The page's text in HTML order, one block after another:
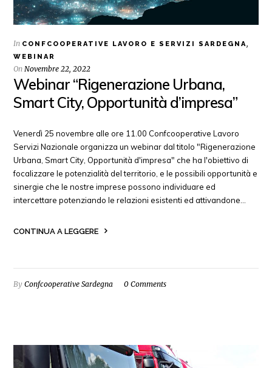
In CONFCOOPERATIVE LAVORO E SERVIZI SARDEGNA,
WEBINAR
OnNovembre 22, 2022
Webinar “Rigenerazione Urbana,
Smart City, Opportunità d’impresa”
Venerdì 25 novembre alle ore 11.00 Confcooperative Lavoro
Servizi Nazionale organizza un webinar dal titolo "Rigenerazione
Urbana, Smart City, Opportunità d'impresa" che ha l'obiettivo di
focalizzare le potenzialità del territorio, e le possibili opportunità e
sinergie che le nostre imprese possono individuare ed
intercettare potenziando le relazioni esistenti ed attivandone…
CONTINUA A LEGGERE
ByConfcooperative Sardegna 0 Comments